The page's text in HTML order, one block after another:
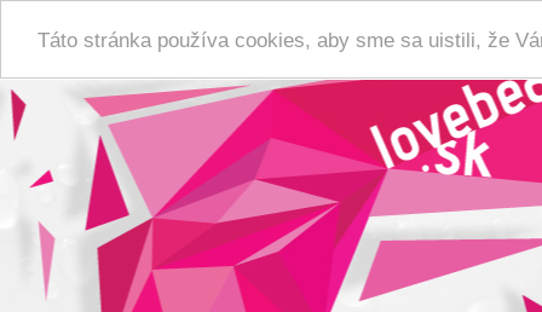
Táto stránka používa cookies, aby sme sa uistili, že